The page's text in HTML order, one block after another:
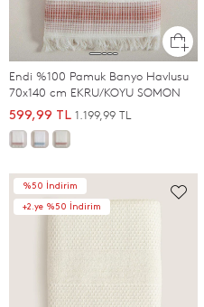
Endi %100 Pamuk Banyo Havlusu
70x140 cm EKRU/KOYU SOMON
599,99 TL 1.199,99 TL
%50 İndirim
+2.ye %50 İndirim